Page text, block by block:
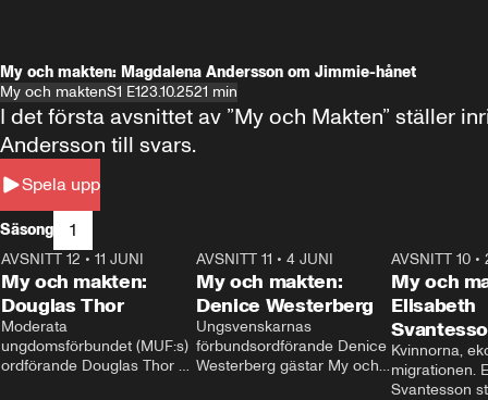
My och makten: Magdalena Andersson om Jimmie-hånet
My och maktenS1 E123.10.2521 min
Spela upp
I det första avsnittet av ”My och Makten” ställer
Andersson till svars.
Säsong 1
26:27
AVSNITT 12 • 11 JUNI
My och makten:
Douglas Thor
Moderata
ungdomsförbundet (MUF:s)
ordförande Douglas Thor
23:40
AVSNITT 11 •4 JUNI
My och makten:
Denice Westerberg
Ungsvenskarnas
förbundsordförande Denice
Westerberg gästar My och
AVSNITT 10 •
My och
Elisabeth
Kvinnorna,
migrationen.
Svantesson